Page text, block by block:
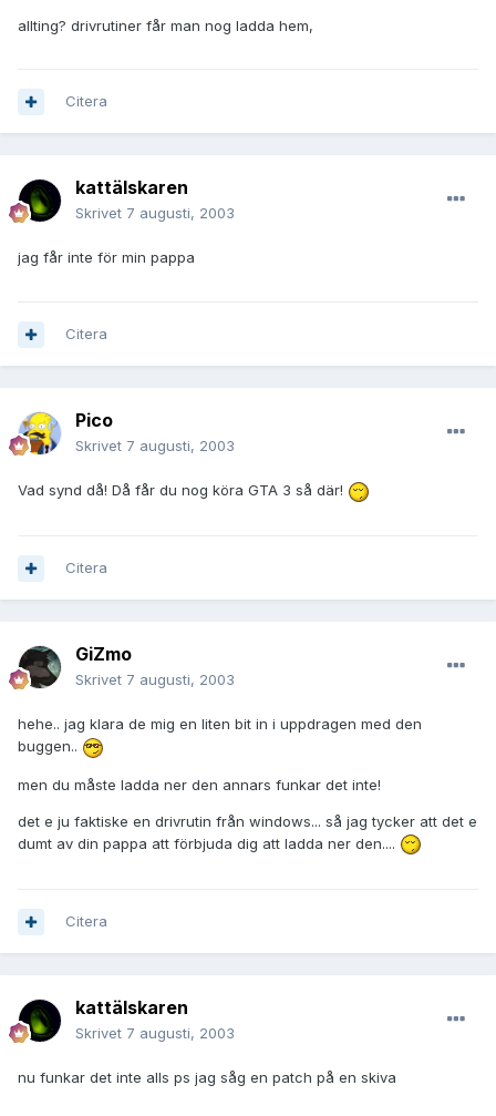
allting? drivrutiner får man nog ladda hem,
Citera
kattälskaren
Skrivet 7 augusti, 2003
jag får inte för min pappa
Citera
Pico
Skrivet 7 augusti, 2003
Vad synd då! Då får du nog köra GTA 3 så där!
Citera
GiZmo
Skrivet 7 augusti, 2003
hehe.. jag klara de mig en liten bit in i uppdragen med den
buggen..
men du måste ladda ner den annars funkar det inte!
det e ju faktiske en drivrutin från windows... så jag tycker att det e
dumt av din pappa att förbjuda dig att ladda ner den....
Citera
kattälskaren
Skrivet 7 augusti, 2003
nu funkar det inte alls ps jag såg en patch på en skiva